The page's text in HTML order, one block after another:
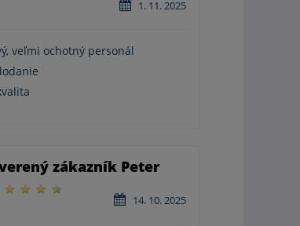
1. 11. 2025
veľmi ochotný personál
zákazník Peter
14. 10. 2025